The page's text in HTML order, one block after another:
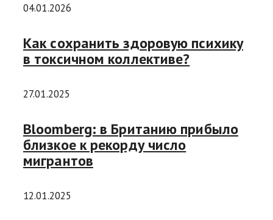
04.01.2026
Как сохранить здоровую психику
в токсичном коллективе?
27.01.2025
Bloomberg: в Британию прибыло
близкое к рекорду число
мигрантов
12.01.2025